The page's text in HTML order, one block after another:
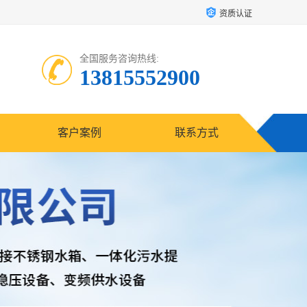
资质认证
全国服务咨询热线:
13815552900
客户案例 联系方式